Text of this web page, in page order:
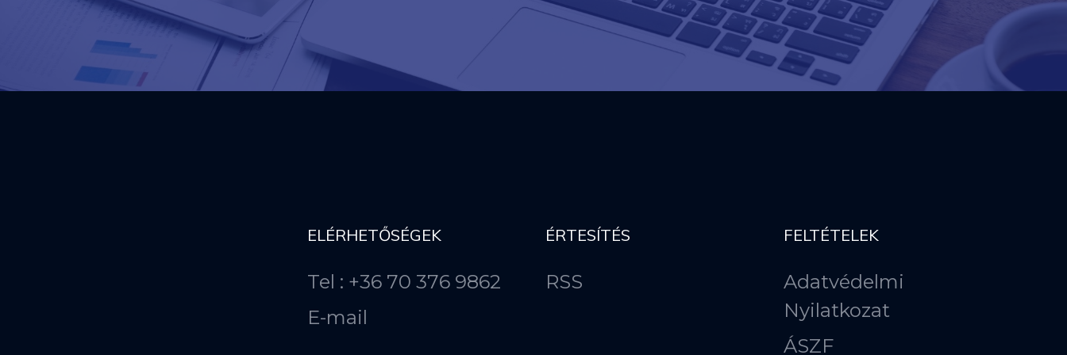
ELÉRHETŐSÉGEK
Tel : +36 70 376 9862
E-mail
ÉRTESÍTÉS
RSS
FELTÉTELEK
Adatvédelmi
Nyilatkozat
ÁSZF